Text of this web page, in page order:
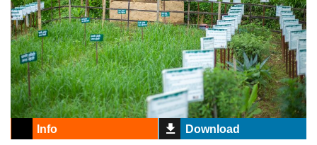
Info Download